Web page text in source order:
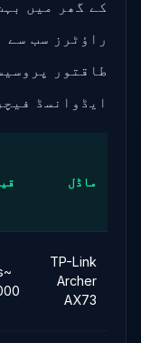
کے گھر میں
راؤٹرز سب سے
طاقتور
ایڈوانسڈ
ماڈل
TP-Link
Archer
AX73